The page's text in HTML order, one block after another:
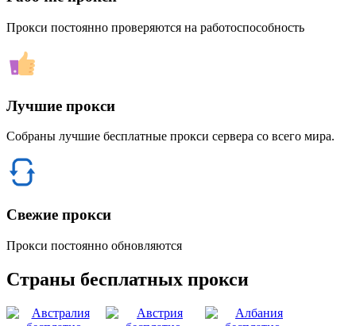
Прокси постоянно проверяются на работоспособность
Лучшие прокси
Собраны лучшие бесплатные прокси сервера со всего мира.
Свежие прокси
Прокси постоянно обновляются
Страны бесплатных прокси